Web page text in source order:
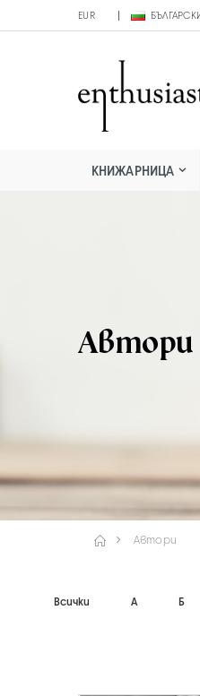
EUR
КНИЖАРНИЦА
Автори
Автори
Всички А Б